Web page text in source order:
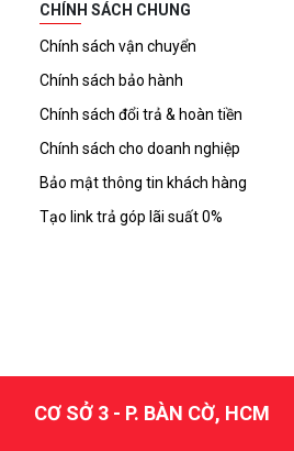
CHÍNH SÁCH CHUNG
Chính sách vận chuyển
Chính sách bảo hành
Chính sách đổi trả & hoàn tiền
Chính sách cho doanh nghiệp
Bảo mật thông tin khách hàng
Tạo link trả góp lãi suất 0%
CƠ SỞ 3 - P. BÀN CỜ, HCM